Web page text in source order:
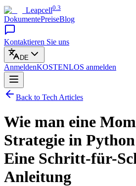
Leapcell0.3
DokumentePreiseBlog
Kontaktieren Sie uns
DE
AnmeldenKOSTENLOS anmelden
Back to Tech Articles
Wie man eine
Strategie in
Eine Schritt-für-
Anleitung